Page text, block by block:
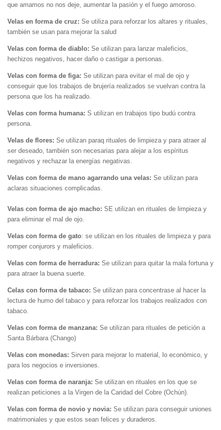
que amamos no nos deje, aumentar la pasión y el fuego amoroso.
Velas en forma de cruz: Se utiliza para reforzar los altares y rituales,
también se usan para mejorar la salud
Velas con forma de diablo: Se utilizan para lanzar maleficios,
hechizos negativos, hacer daño o castigar a personas.
Velas con forma de figa: Se utilizan para evitar el mal de ojo y
conseguir que los trabajos de brujería realizados se vuelvan contra la
persona que los ha realizado.
Velas con forma humana: S utilizan en trabajos tipo budú contra
persona.
Velas de flores: Se utilizan paraq rituales de limpieza y para atraer al
ser deseado, también son necesarias para alejar a los espíritus
negativos y rechazar la energías negativas.
Velas con forma de mano agarrando una velas: Se utilizan para
aclaras situaciones complicadas.
Velas con forma de ajo macho: SE utilizan en rituales de limpieza y
para eliminar el mal de ojo.
Velas con forma de gato: se utilizan en los rituales de limpieza y para
romper conjurors y maleficios.
Velas con forma de herradura: Se utilizan para quitar la mala fortuna y
para atraer la buena suerte.
Celas con forma de tabaco: Se utilizan para concentrase al hacer la
lectura de humo del tabaco y para reforzar los trabajos realizados con
tabaco.
Velas con forma de manzana: Se utilizan para rituales de petición a
Santa Bárbara (Chango)
Velas con monedas: Sirven para mejorar lo material, lo económico, y
para los negocios e inversiones.
Velas con forma de naranja: Se utilizan en rituales en los que se
realizan peticiones a la Virgen de la Caridad del Cobre (Ochún).
Velas con forma de novio y novia: Se utilizan para conseguir uniones
matrimoniales y que estos sean felices y duraderos.